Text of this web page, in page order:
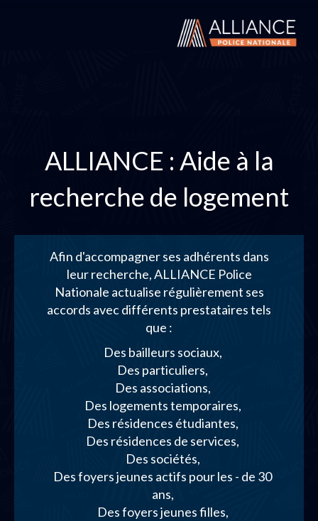
ALLIANCE : Aide à la
recherche de logement
Afin d'accompagner ses adhérents dans
leur recherche, ALLIANCE Police
Nationale actualise régulièrement ses
accords avec différents prestataires tels
que :
Des bailleurs sociaux,
Des particuliers,
Des associations,
Des logements temporaires,
Des résidences étudiantes,
Des résidences de services,
Des sociétés,
Des foyers jeunes actifs pour les - de 30
ans,
Des foyers jeunes filles,